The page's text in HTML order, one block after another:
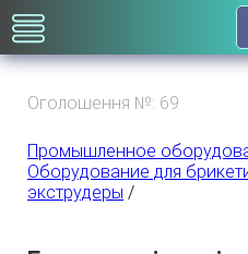
Оголошення №: 69
Промышленное
Оборудование для
экструдеры /